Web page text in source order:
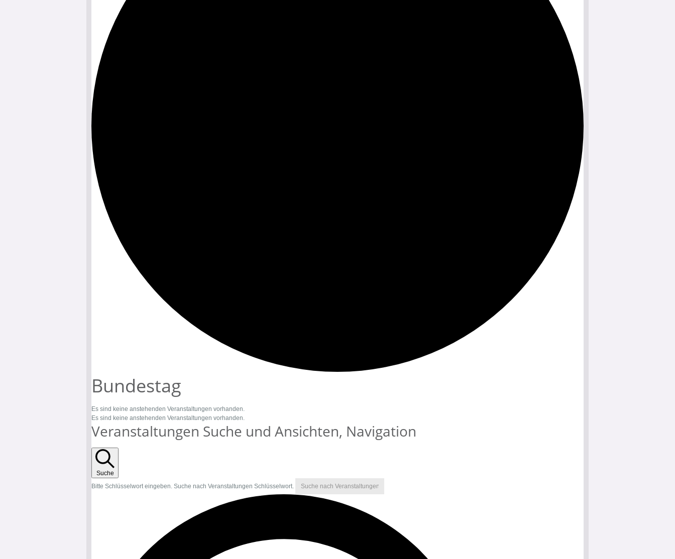
Bundestag
Es sind keine anstehenden Veranstaltungen vorhanden.
Es sind keine anstehenden Veranstaltungen vorhanden.
Veranstaltungen Suche und Ansichten, Navigation
Suche
Bitte Schlüsselwort eingeben. Suche nach Veranstaltungen Schlüsselwort.